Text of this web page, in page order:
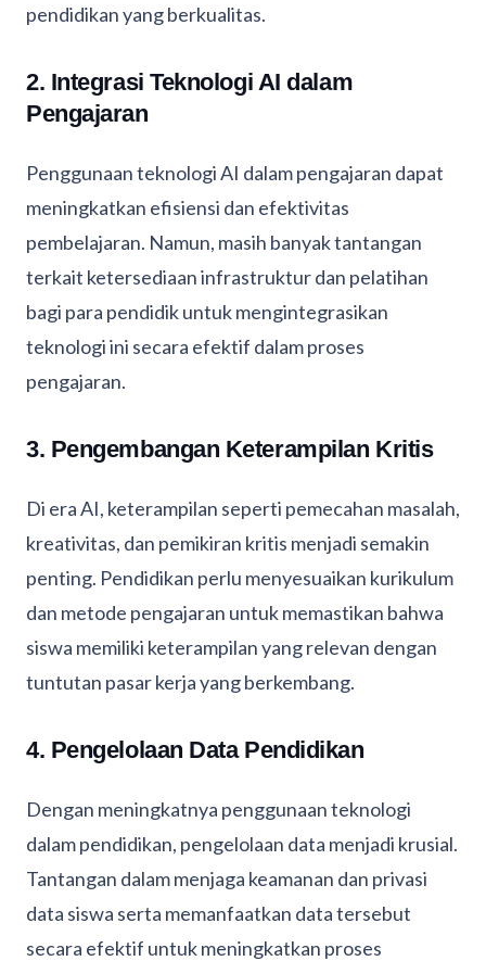
pendidikan yang berkualitas.
2. Integrasi Teknologi AI dalam
Pengajaran
Penggunaan teknologi AI dalam pengajaran dapat
meningkatkan efisiensi dan efektivitas
pembelajaran. Namun, masih banyak tantangan
terkait ketersediaan infrastruktur dan pelatihan
bagi para pendidik untuk mengintegrasikan
teknologi ini secara efektif dalam proses
pengajaran.
3. Pengembangan Keterampilan Kritis
Di era AI, keterampilan seperti pemecahan masalah,
kreativitas, dan pemikiran kritis menjadi semakin
penting. Pendidikan perlu menyesuaikan kurikulum
dan metode pengajaran untuk memastikan bahwa
siswa memiliki keterampilan yang relevan dengan
tuntutan pasar kerja yang berkembang.
4. Pengelolaan Data Pendidikan
Dengan meningkatnya penggunaan teknologi
dalam pendidikan, pengelolaan data menjadi krusial.
Tantangan dalam menjaga keamanan dan privasi
data siswa serta memanfaatkan data tersebut
secara efektif untuk meningkatkan proses